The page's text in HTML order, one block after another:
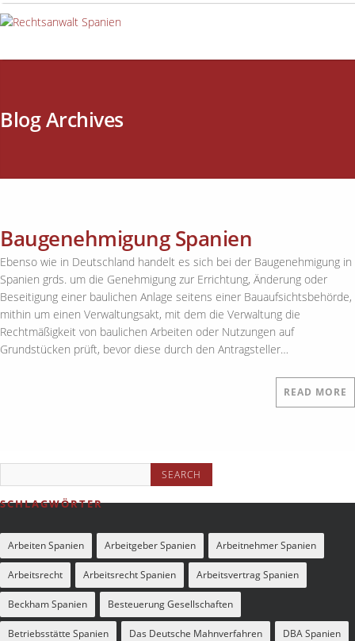
Blog Archives
Baugenehmigung Spanien
Ebenso wie in Deutschland handelt es sich bei der Baugenehmigung in
Spanien grds. um die Genehmigung zur Errichtung, Änderung oder
Beseitigung einer baulichen Anlage seitens einer Bauaufsichtsbehörde,
mithin um einen Verwaltungsakt, mit dem die Verwaltung die
Rechtmäßigkeit von baulichen Arbeiten oder Nutzungen auf
Grundstücken prüft, bevor diese durch den Antragsteller…
READ MORE
SCHLAGWÖRTER
Arbeiten Spanien Arbeitgeber Spanien Arbeitnehmer Spanien
Arbeitsrecht Arbeitsrecht Spanien Arbeitsvertrag Spanien
Beckham Spanien Besteuerung Gesellschaften
Betriebsstätte Spanien Das Deutsche Mahnverfahren DBA Spanien